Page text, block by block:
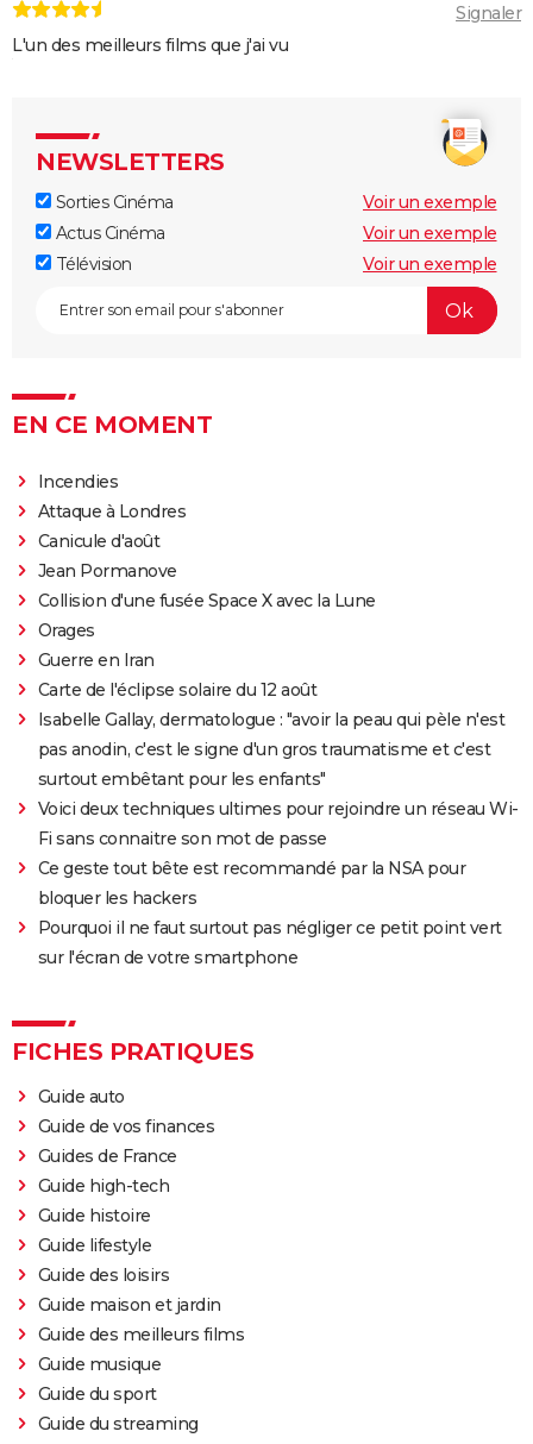
Signaler
L'un des meilleurs films que j'ai vu
NEWSLETTERS
Sorties Cinéma
Voir un exemple
Actus Cinéma
Voir un exemple
Télévision
Voir un exemple
EN CE MOMENT
Incendies
Attaque à Londres
Canicule d'août
Jean Pormanove
Collision d'une fusée Space X avec la Lune
Orages
Guerre en Iran
Carte de l'éclipse solaire du 12 août
Isabelle Gallay, dermatologue : "avoir la peau qui pèle n'est
pas anodin, c'est le signe d'un gros traumatisme et c'est
surtout embêtant pour les enfants"
Voici deux techniques ultimes pour rejoindre un réseau Wi-
Fi sans connaitre son mot de passe
Ce geste tout bête est recommandé par la NSA pour
bloquer les hackers
Pourquoi il ne faut surtout pas négliger ce petit point vert
sur l'écran de votre smartphone
FICHES PRATIQUES
Guide auto
Guide de vos finances
Guides de France
Guide high-tech
Guide histoire
Guide lifestyle
Guide des loisirs
Guide maison et jardin
Guide des meilleurs films
Guide musique
Guide du sport
Guide du streaming